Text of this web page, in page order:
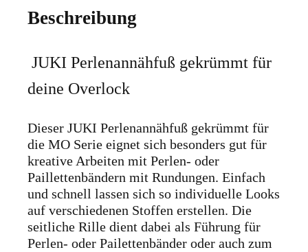
Beschreibung
JUKI Perlenannähfuß gekrümmt für
deine Overlock
Dieser JUKI Perlenannähfuß gekrümmt für
die MO Serie eignet sich besonders gut für
kreative Arbeiten mit Perlen- oder
Paillettenbändern mit Rundungen. Einfach
und schnell lassen sich so individuelle Looks
auf verschiedenen Stoffen erstellen. Die
seitliche Rille dient dabei als Führung für
Perlen- oder Pailettenbänder oder auch zum